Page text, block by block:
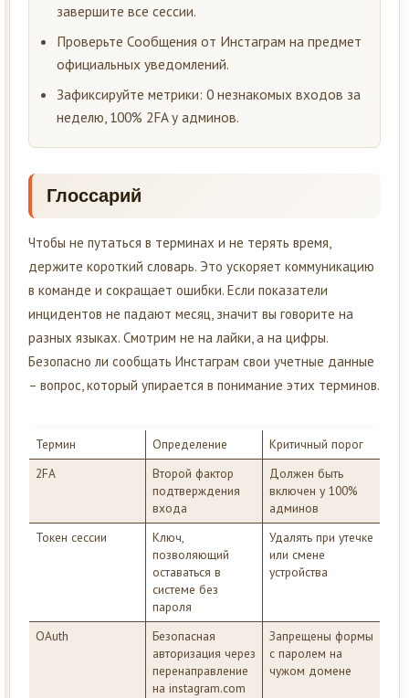
завершите все сессии.
Проверьте Сообщения от Инстаграм на предмет
официальных уведомлений.
Зафиксируйте метрики: 0 незнакомых входов за
неделю, 100% 2FA у админов.
Глоссарий
Чтобы не путаться в терминах и не терять время,
держите короткий словарь. Это ускоряет коммуникацию
в команде и сокращает ошибки. Если показатели
инцидентов не падают месяц, значит вы говорите на
разных языках. Смотрим не на лайки, а на цифры.
Безопасно ли сообщать Инстаграм свои учетные данные
– вопрос, который упирается в понимание этих терминов.
Термин Определение
Критичный порог
2FA
Второй фактор
подтверждения
входа
Должен быть
включен у 100%
админов
Токен сессии
Ключ,
позволяющий
оставаться в
системе без
пароля
Удалять при утечке
или смене
устройства
OAuth
Безопасная
авторизация через
перенаправление
на instagram.com
Запрещены формы
с паролем на
чужом домене